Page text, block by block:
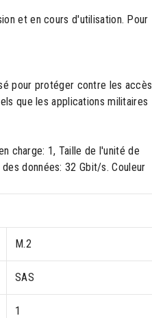
et en cours d'utilisation. Pour
pour protéger contre les accès
que les applications militaires
charge: 1, Taille de l'unité de
données: 32 Gbit/s. Couleur
M.2
SAS
1